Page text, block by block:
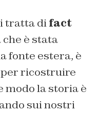
tratta difact
è stata
fonte estera, è
ricostruire
modo la storia è
sui nostri